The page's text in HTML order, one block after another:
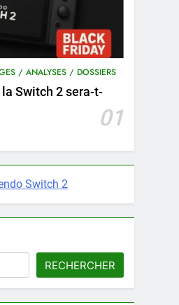
/ ANALYSES / DOSSIERS
Switch 2 sera-t-
01
Switch 2
RECHERCHER